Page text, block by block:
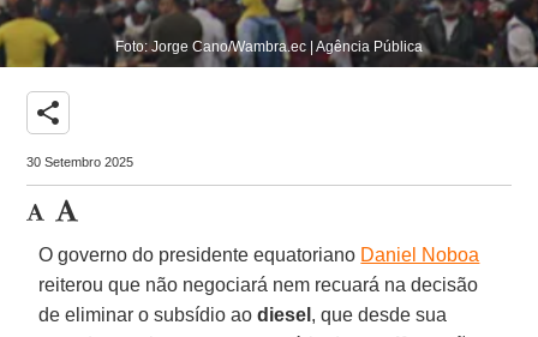
Foto: Jorge Cano/Wambra.ec | Agência Pública
share
30 Setembro 2025
O governo do presidente equatoriano Daniel Noboa
reiterou que não negociará nem recuará na decisão
de eliminar o subsídio aodiesel , que desde sua